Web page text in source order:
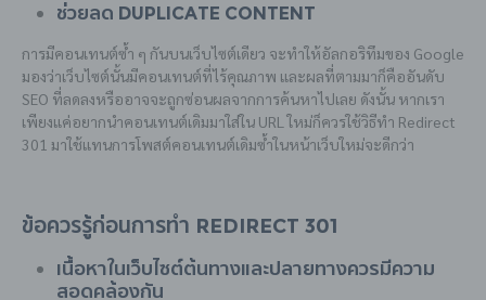
ช่วยลด Duplicate Content
การมีคอนเทนต์ซ้ำ ๆ กันบนเว็บไซต์เดียว จะทำให้อัลกอริทึมของ Google
มองว่าเว็บไซต์นั้นมีคอนเทนต์ที่ไร้คุณภาพ และผลที่ตามมาก็คืออันดับ
SEO ที่ลดลงหรืออาจจะถูกซ่อนผลจากการค้นหาไปเลย ดังนั้น หากเรา
เพียงแค่อยากนำคอนเทนต์เดิมมาใส่ใน URL ใหม่ก็ควรใช้วิธีทำ Redirect
301 มาใช้แทนการโพสต์คอนเทนต์เดิมซ้ำในหน้าเว็บใหม่จะดีกว่า
ข้อควรรู้ก่อนการทำ Redirect 301
เนื้อหาในเว็บไซต์ต้นทางและปลายทางควรมีความ
สอดคล้องกัน